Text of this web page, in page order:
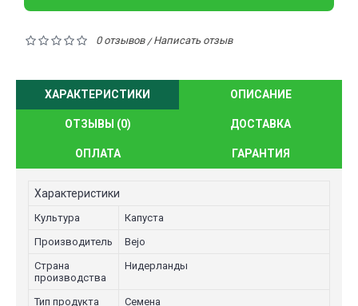
0 отзывов/Написать отзыв
ХАРАКТЕРИСТИКИ ОПИСАНИЕ
ОТЗЫВЫ (0) ДОСТАВКА
ОПЛАТА ГАРАНТИЯ
Характеристики
Культура
Капуста
Производитель
Bejo
Страна
производства
Нидерланды
Тип продукта Семена